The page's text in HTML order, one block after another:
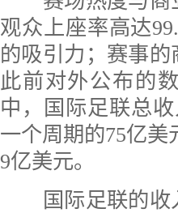
观众上座率高达
的吸引力；赛事
此前对外公布的
中，国际足联总
一个周期的75亿美
9亿美元。
国际足联的收